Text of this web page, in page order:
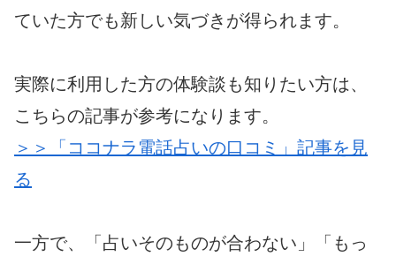
ていた方でも新しい気づきが得られます。
実際に利用した方の体験談も知りたい方は、
こちらの記事が参考になります。
＞＞「ココナラ電話占いの口コミ」記事を見
る
一方で、「占いそのものが合わない」「もっ